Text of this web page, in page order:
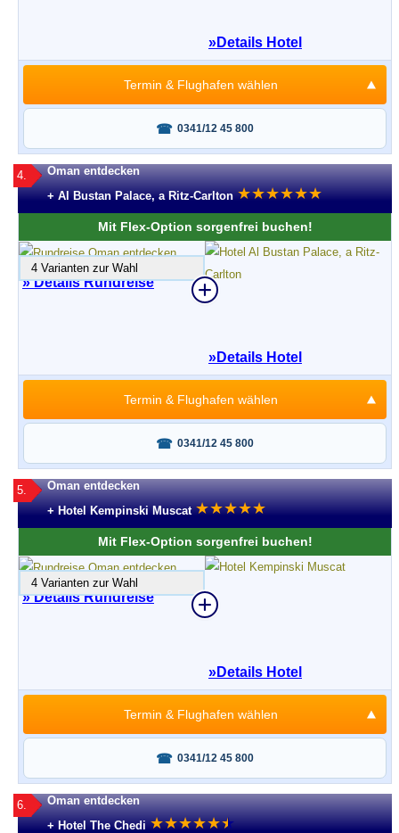
»Details Hotel
0341/12 45 800
Termin & Flughafen wählen
4.
Oman entdecken
+ Al Bustan Palace, a Ritz-Carlton ★★★★★★
Mit Flex-Option sorgenfrei buchen!
» Details Rundreise
4 Varianten zur Wahl
»Details Hotel
0341/12 45 800
Termin & Flughafen wählen
5.
Oman entdecken
+ Hotel Kempinski Muscat ★★★★★
Mit Flex-Option sorgenfrei buchen!
» Details Rundreise
4 Varianten zur Wahl
»Details Hotel
0341/12 45 800
Termin & Flughafen wählen
6.
Oman entdecken
+ Hotel The Chedi ★★★★★★
★